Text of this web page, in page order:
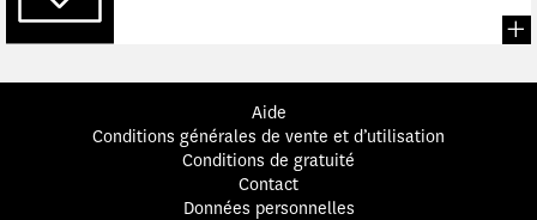
Aide
Conditions générales de vente et d’utilisation
Conditions de gratuité
Contact
Données personnelles